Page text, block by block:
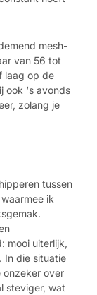
mesh-
van 56 tot
laag op de
ook ‘s avonds
zolang je
tussen
ik
mooi uiterlijk,
In die situatie
onzeker over
steviger, wat